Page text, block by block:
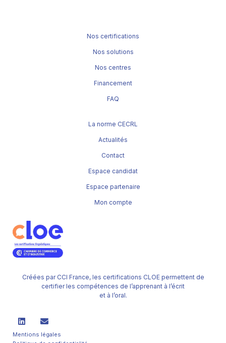
Créées par CCI France, les certifications CLOE permettent de
certifier les compétences de l’apprenant à l’écrit
et à l’oral.
Mentions légales
Nos certifications
Nos solutions
Nos centres
Financement
FAQ
La norme CECRL
Actualités
Contact
Espace candidat
Espace partenaire
Mon compte